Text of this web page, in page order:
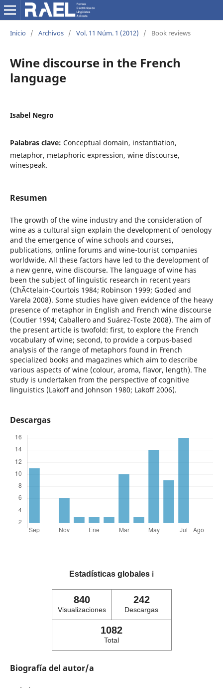
Inicio / Archivos / Vol. 11 Núm. 1 (2012) / Book reviews
Wine discourse in the French
language
Isabel Negro
Palabras clave: Conceptual domain, instantiation,
metaphor, metaphoric expression, wine discourse,
winespeak.
Resumen
The growth of the wine industry and the consideration of
wine as a cultural sign explain the development of oenology
and the emergence of wine schools and courses,
publications, online forums and wine-tourist companies
worldwide. All these factors have led to the development of
a new genre, wine discourse. The language of wine has
been the subject of linguistic research in recent years
(ChÃ¢telain-Courtois 1984; Robinson 1999; Goded and
Varela 2008). Some studies have given evidence of the heavy
presence of metaphor in English and French wine discourse
(Coutier 1994; Caballero and Suárez-Toste 2008). The aim of
the present article is twofold: first, to explore the French
vocabulary of wine; second, to provide a corpus-based
analysis of the range of metaphors found in French
specialized books and magazines which aim to describe
various aspects of wine (colour, aroma, flavor, length). The
study is undertaken from the perspective of cognitive
linguistics (Lakoff and Johnson 1980; Lakoff 2006).
Descargas
Estadísticas globales ℹ️
840
Visualizaciones
242
Descargas
1082
Total
Biografía del autor/a